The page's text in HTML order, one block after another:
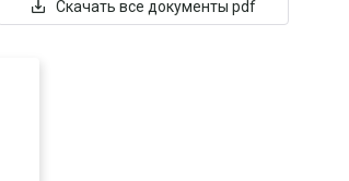
Скачать все документы pdf